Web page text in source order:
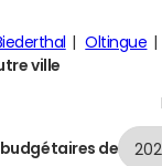
Oltingue
ville
de